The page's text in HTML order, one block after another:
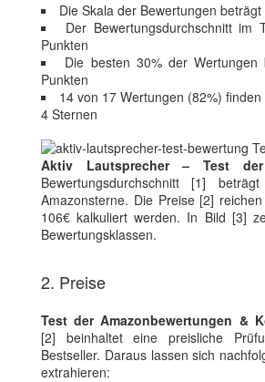
Die Skala der Bewertungen
Der Bewertungsdurchschnitt im
Punkten
Die besten 30% der
Punkten
14 von 17 Wertungen (82%)
4 Sternen
Aktiv Lautsprecher – Test
Bewertungsdurchschnitt [1]
Amazonsterne. Die Preise [2]
106€ kalkuliert werden. In Bild [3]
Bewertungsklassen.
2. Preise
Test der Amazonbewertungen &
[2] beinhaltet eine preisliche
Bestseller. Daraus lassen sich
extrahieren: